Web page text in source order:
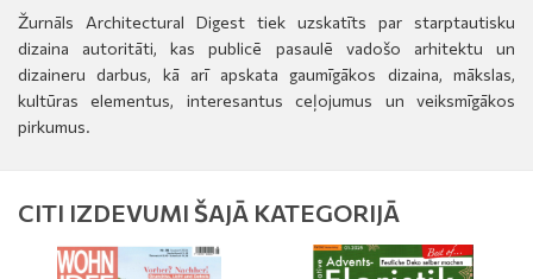
Žurnāls Architectural Digest tiek uzskatīts par starptautisku
dizaina autoritāti, kas publicē pasaulē vadošo arhitektu un
dizaineru darbus, kā arī apskata gaumīgākos dizaina, mākslas,
kultūras elementus, interesantus ceļojumus un veiksmīgākos
pirkumus.
CITI IZDEVUMI ŠAJĀ KATEGORIJĀ